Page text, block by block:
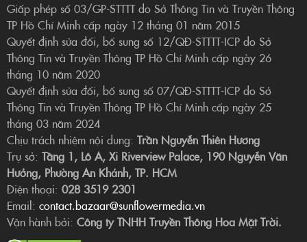
Giấp phép số 03/GP-STTTT do Sở Thông Tin và Truyền Thông
TP Hồ Chí Minh cấp ngày 12 tháng 01 năm 2015
Quyết định sửa đổi, bổ sung số 12/QĐ-STTTT-ICP do Sở
Thông Tin và Truyền Thông TP Hồ Chí Minh cấp ngày 26
tháng 10 năm 2020
Quyết định sửa đổi, bổ sung số 07/QĐ-STTTT-ICP do Sở
Thông Tin và Truyền Thông TP Hồ Chí Minh cấp ngày 25
tháng 03 năm 2024
Chịu trách nhiệm nội dung: Trần Nguyễn Thiên Hương
Trụ sở: Tầng 1, Lô A, Xi Riverview Palace, 190 Nguyễn Văn
Hưởng, Phường An Khánh, TP. HCM
Điện thoại: 028 3519 2301
Email: contact.bazaar@sunflowermedia.vn
Vận hành bởi: Công ty TNHH Truyền Thông Hoa Mặt Trời.